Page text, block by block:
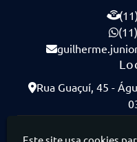
Rua Guaçuí, 45 -